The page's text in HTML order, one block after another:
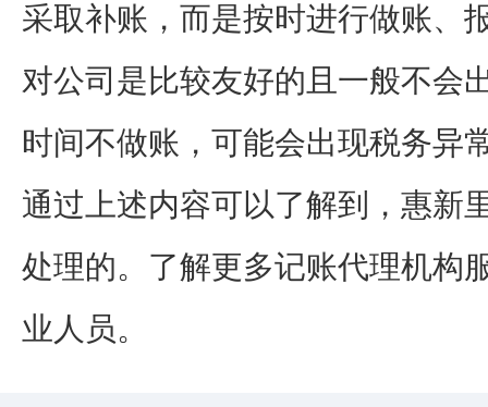
采取补账，而是按时进行做账、
对公司是比较友好的且一般不会
时间不做账，可能会出现税务异
通过上述内容可以了解到，惠新
处理的。了解更多记账代理机构
业人员。